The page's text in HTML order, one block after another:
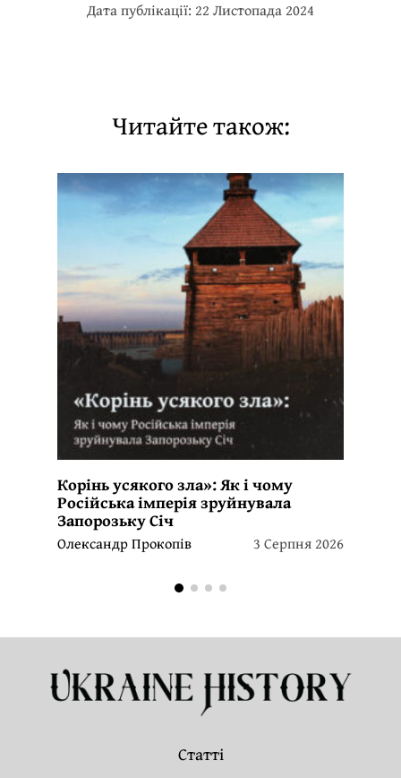
Дата публікації: 22 Листопада 2024
Читайте також:
Корінь усякого зла»: Як і чому
Російська імперія зруйнувала
Запорозьку Січ
Олександр Прокопів 3 Серпня 2026
Статті